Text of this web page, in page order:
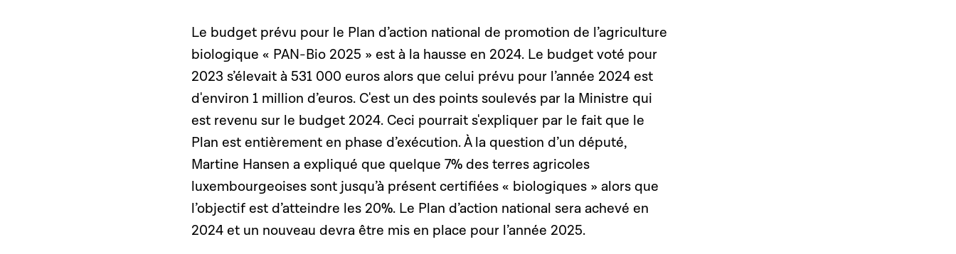
Le budget prévu pour le Plan d’action national de promotion de l’agriculture
biologique « PAN-Bio 2025 » est à la hausse en 2024. Le budget voté pour
2023 s’élevait à 531 000 euros alors que celui prévu pour l’année 2024 est
d'environ 1 million d’euros. C'est un des points soulevés par la Ministre qui
est revenu sur le budget 2024. Ceci pourrait s'expliquer par le fait que le
Plan est entièrement en phase d’exécution. À la question d’un député,
Martine Hansen a expliqué que quelque 7% des terres agricoles
luxembourgeoises sont jusqu’à présent certifiées « biologiques » alors que
l’objectif est d’atteindre les 20%. Le Plan d’action national sera achevé en
2024 et un nouveau devra être mis en place pour l’année 2025.